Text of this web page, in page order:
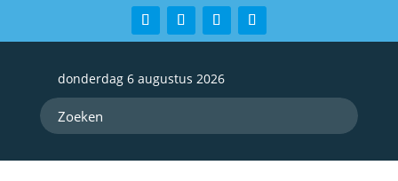
donderdag 6 augustus 2026